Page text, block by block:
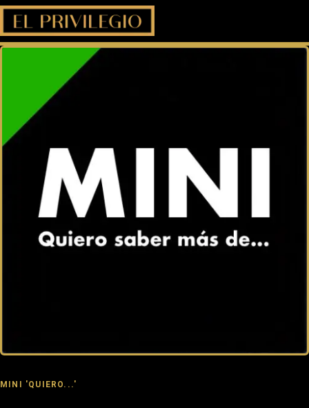
MINI 'QUIERO...'